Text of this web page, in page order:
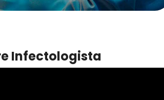
Infectologista